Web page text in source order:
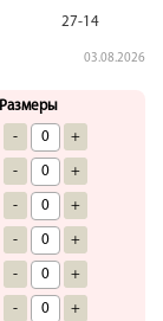
27-14
03.08.2026
Размеры
- +
- +
- +
- +
- +
- +